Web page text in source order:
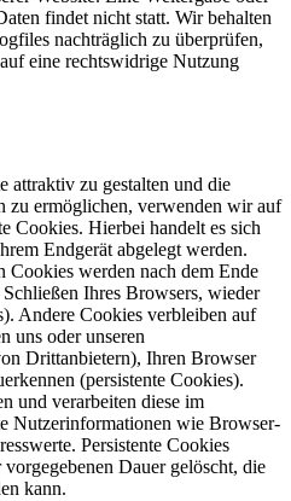
findet nicht statt. Wir behalten
nachträglich zu überprüfen,
eine rechtswidrige Nutzung
attraktiv zu gestalten und die
zu ermöglichen, verwenden wir auf
Cookies. Hierbei handelt es sich
Endgerät abgelegt werden.
Cookies werden nach dem Ende
Ihres Browsers, wieder
Andere Cookies verbleiben auf
uns oder unseren
Drittanbietern), Ihren Browser
(persistente Cookies).
und verarbeiten diese im
Nutzerinformationen wie Browser-
Persistente Cookies
Dauer gelöscht, die
kann.